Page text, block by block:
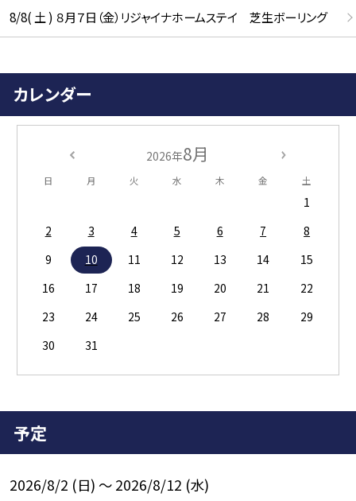
8/8( 土 ) ８月７日（金）リジャイナホームステイ 芝生ボーリング
カレンダー
2026年8月
日 月 火 水 木 金 土
1
2
3 4 5 6 7
8
9
10 11 12 13 14
15
16
17 18 19 20 21
22
23
24 25 26 27 28
29
30
31
予定
2026/8/2 (日) ～ 2026/8/12 (水)